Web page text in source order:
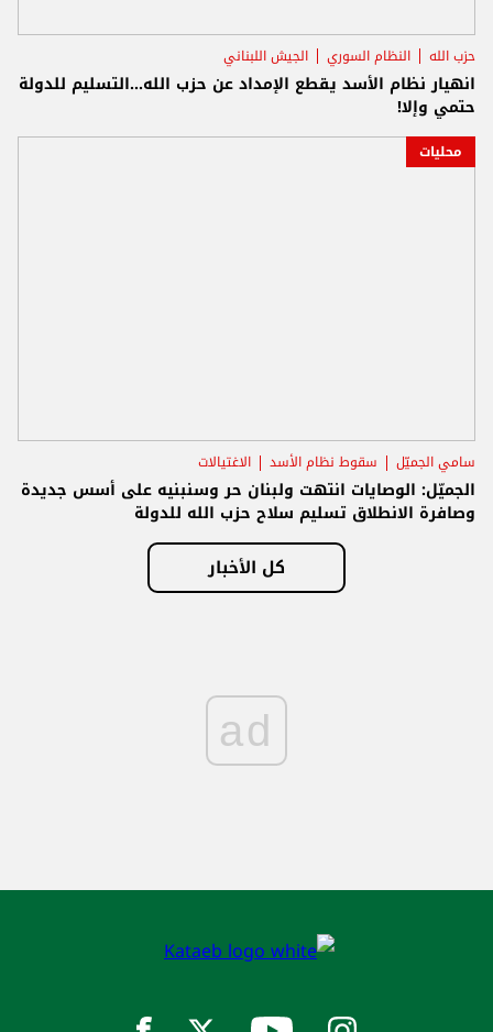
حزب الله النظام السوري الجيش اللبناني
انهيار نظام الأسد يقطع الإمداد عن حزب الله...التسليم للدولة
حتمي وإلا!
محليات
سامي الجميّل سقوط نظام الأسد الاغتيالات
الجميّل: الوصايات انتهت ولبنان حر وسنبنيه على أسس جديدة
وصافرة الانطلاق تسليم سلاح حزب الله للدولة
كل الأخبار
ad